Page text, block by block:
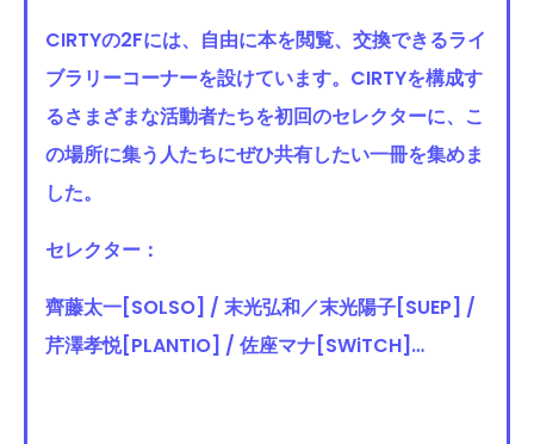
CIRTYの2Fには、自由に本を閲覧、交換できるライ
ブラリーコーナーを設けています。CIRTYを構成す
るさまざまな活動者たちを初回のセレクターに、こ
の場所に集う人たちにぜひ共有したい一冊を集めま
した。
セレクター：
齊藤太一[SOLSO] / 末光弘和／末光陽子[SUEP] /
芹澤孝悦[PLANTIO] / 佐座マナ[SWiTCH]…